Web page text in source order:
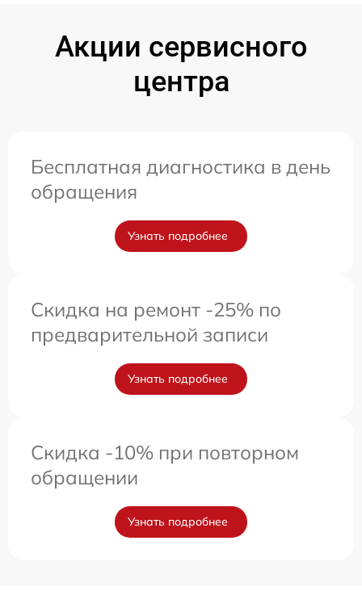
Акции сервисного
центра
Бесплатная диагностика в день
обращения
Узнать подробнее
Скидка на ремонт -25% по
предварительной записи
Узнать подробнее
Скидка -10% при повторном
обращении
Узнать подробнее